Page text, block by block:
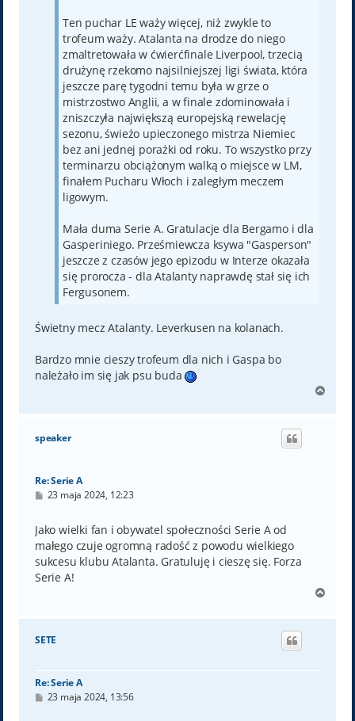
Ten puchar LE waży więcej, niż zwykle to
trofeum waży. Atalanta na drodze do niego
zmaltretowała w ćwierćfinale Liverpool, trzecią
drużynę rzekomo najsilniejszej ligi świata, która
jeszcze parę tygodni temu była w grze o
mistrzostwo Anglii, a w finale zdominowała i
zniszczyła największą europejską rewelację
sezonu, świeżo upieczonego mistrza Niemiec
bez ani jednej porażki od roku. To wszystko przy
terminarzu obciążonym walką o miejsce w LM,
finałem Pucharu Włoch i zaległym meczem
ligowym.
Mała duma Serie A. Gratulacje dla Bergamo i dla
Gasperiniego. Prześmiewcza ksywa "Gasperson"
jeszcze z czasów jego epizodu w Interze okazała
się prorocza - dla Atalanty naprawdę stał się ich
Fergusonem.
Świetny mecz Atalanty. Leverkusen na kolanach.
Bardzo mnie cieszy trofeum dla nich i Gaspa bo
należało im się jak psu buda
g
speaker
Re: Serie A
P
t
23 maja 2024, 12:23
Jako wielki fan i obywatel społeczności Serie A od
małego czuje ogromną radość z powodu wielkiego
sukcesu klubu Atalanta. Gratuluję i cieszę się. Forza
Serie A!
g
SETE
Re: Serie A
P23 maja 2024, 13:56